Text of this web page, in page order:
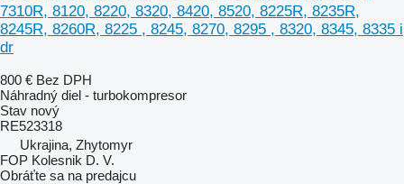
7310R, 8120, 8220, 8320, 8420, 8520, 8225R, 8235R,
8245R, 8260R, 8225 , 8245, 8270, 8295 , 8320, 8345, 8335 i
dr
800 € Bez DPH
Náhradný diel - turbokompresor
Stav nový
RE523318
Ukrajina, Zhytomyr
FOP Kolesnik D. V.
Obráťte sa na predajcu